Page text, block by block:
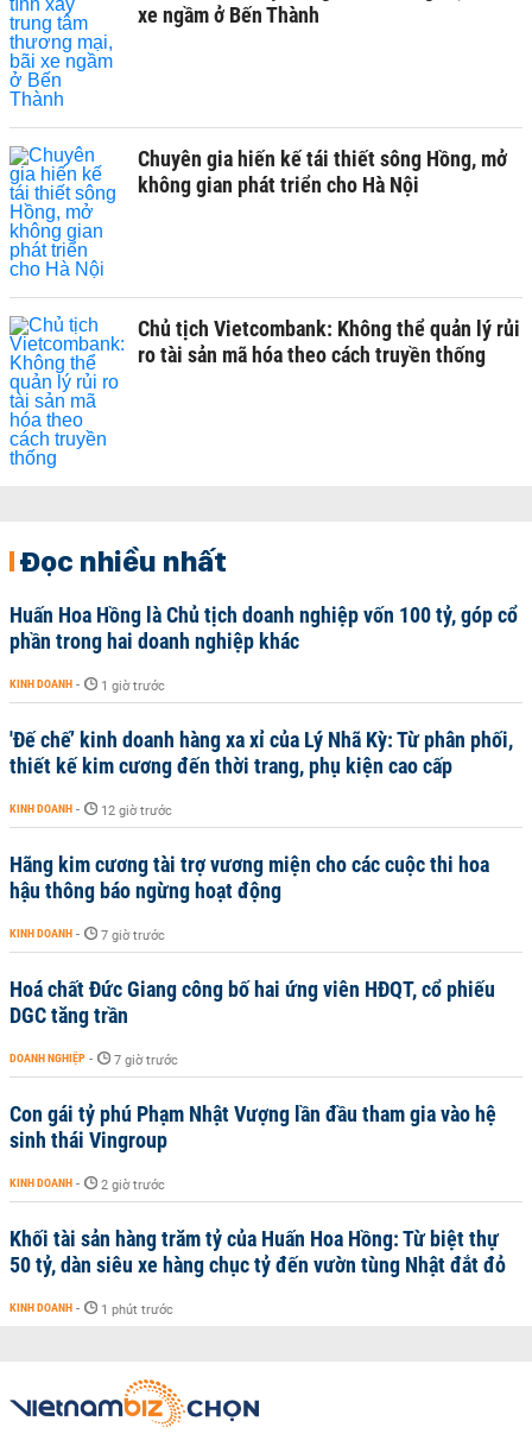
xe ngầm ở Bến Thành
Chuyên gia hiến kế tái thiết sông Hồng, mở
không gian phát triển cho Hà Nội
Chủ tịch Vietcombank: Không thể quản lý rủi
ro tài sản mã hóa theo cách truyền thống
Đọc nhiều nhất
Huấn Hoa Hồng là Chủ tịch doanh nghiệp vốn 100 tỷ, góp cổ
phần trong hai doanh nghiệp khác
KINH DOANH - 1 giờ trước
'Đế chế’ kinh doanh hàng xa xỉ của Lý Nhã Kỳ: Từ phân phối,
thiết kế kim cương đến thời trang, phụ kiện cao cấp
KINH DOANH - 12 giờ trước
Hãng kim cương tài trợ vương miện cho các cuộc thi hoa
hậu thông báo ngừng hoạt động
KINH DOANH - 7 giờ trước
Hoá chất Đức Giang công bố hai ứng viên HĐQT, cổ phiếu
DGC tăng trần
DOANH NGHIỆP - 7 giờ trước
Con gái tỷ phú Phạm Nhật Vượng lần đầu tham gia vào hệ
sinh thái Vingroup
KINH DOANH - 2 giờ trước
Khối tài sản hàng trăm tỷ của Huấn Hoa Hồng: Từ biệt thự
50 tỷ, dàn siêu xe hàng chục tỷ đến vườn tùng Nhật đắt đỏ
KINH DOANH - 1 phút trước